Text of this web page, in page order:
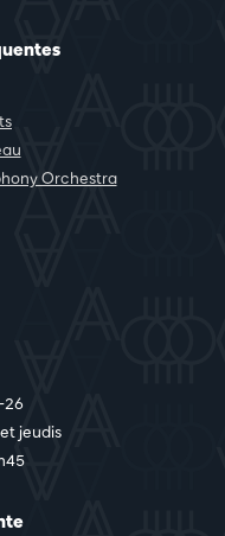
Orchestra
26
jeudis